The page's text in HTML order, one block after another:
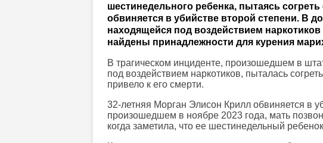
шестинедельного ребенка, пытаясь
обвиняется в убийстве второй степени. В
находящейся под воздействием
найдены принадлежности для курения
В трагическом инциденте, произошедшем в
под воздействием наркотиков, пыталась
привело к его смерти.
32-летняя Морган Элисон Крилл обвиняется в
произошедшем в ноябре 2023 года, мать
когда заметила, что ее шестинедельный